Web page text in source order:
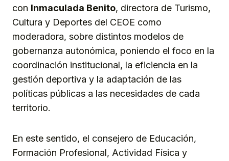
con Inmaculada Benito, directora de Turismo,
Cultura y Deportes del CEOE como
moderadora, sobre distintos modelos de
gobernanza autonómica, poniendo el foco en la
coordinación institucional, la eficiencia en la
gestión deportiva y la adaptación de las
políticas públicas a las necesidades de cada
territorio.
En este sentido, el consejero de Educación,
Formación Profesional, Actividad Física y